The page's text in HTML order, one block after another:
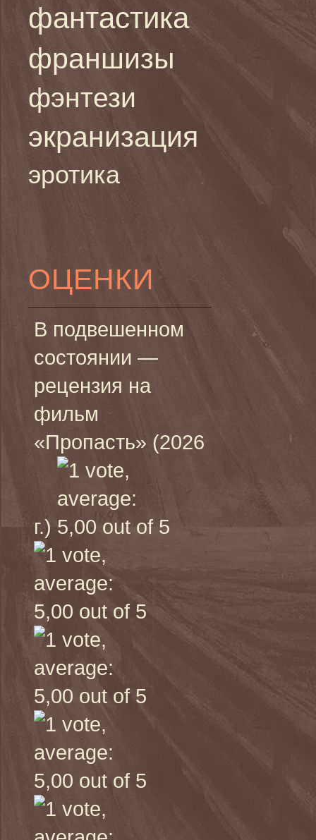
фантастика
франшизы
фэнтези
экранизация
эротика
ОЦЕНКИ
В подвешенном
состоянии —
рецензия на
фильм
«Пропасть» (2026
г.)